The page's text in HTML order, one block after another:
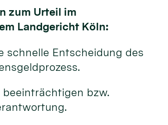
zum Urteil im
Landgericht Köln:
schnelle Entscheidung des
beeinträchtigen bzw.